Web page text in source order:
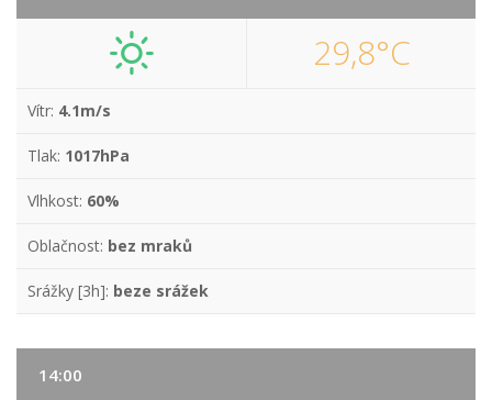
29,8°C
Vítr: 4.1m/s
Tlak: 1017hPa
Vlhkost: 60%
Oblačnost: bez mraků
Srážky [3h]: beze srážek
14:00